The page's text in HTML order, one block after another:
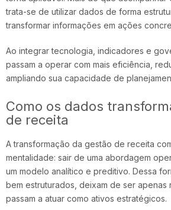
trata-se de utilizar dados de forma
transformar informações em ações
Ao integrar tecnologia, indicadores e
passam a operar com mais eficiência,
ampliando sua capacidade de
Como os dados
de receita
A transformação da gestão de receita
mentalidade: sair de uma abordagem
um modelo analítico e preditivo. Dessa
bem estruturados, deixam de ser apenas
passam a atuar como ativos estratégicos.